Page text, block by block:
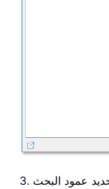
عمود البحث